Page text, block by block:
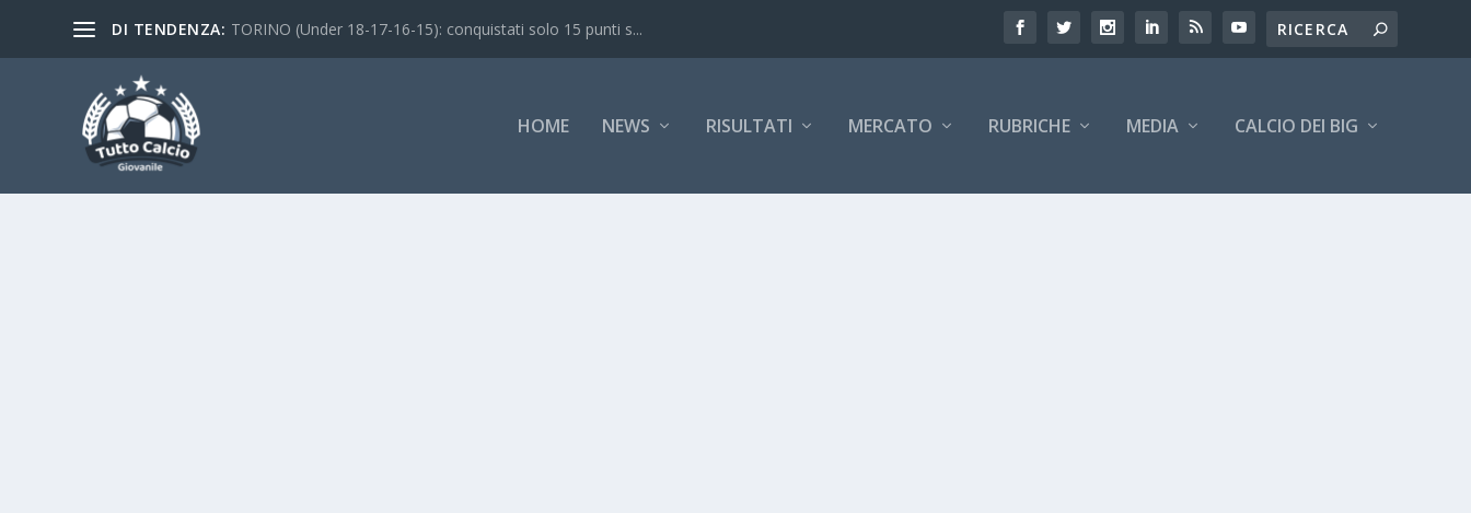
DI TENDENZA: TORINO (Under 18-17-16-15): conquistati solo 15 punti s...
HOME NEWS RISULTATI MERCATO RUBRICHE MEDIA CALCIO DEI BIG